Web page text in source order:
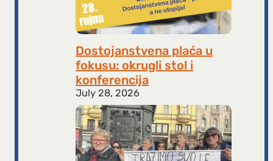
Dostojanstvena plaća u
fokusu: okrugli stol i
konferencija
July 28, 2026